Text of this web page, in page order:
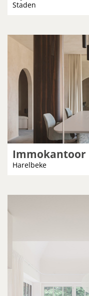
Staden
Immokantoor
Harelbeke